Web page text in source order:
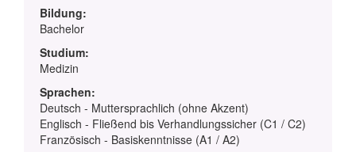
Bildung:
Bachelor
Studium:
Medizin
Sprachen:
Deutsch - Muttersprachlich (ohne Akzent)
Englisch - Fließend bis Verhandlungssicher (C1 / C2)
Französisch - Basiskenntnisse (A1 / A2)